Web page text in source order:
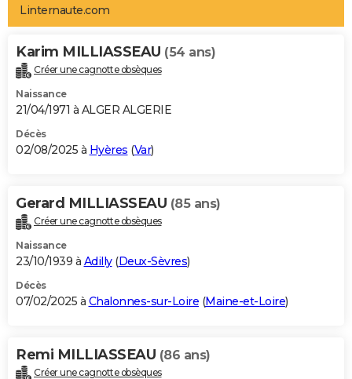
Art de vivre
Bien-être
Loisirs
Mode
Modes de vie
Alimentation
Guide de la santé
Maladies
Médicaments
Sommeil
VOYAGE
Destinations
City break
Voyage nature
Voyage de noces
Forum
Climat
+PHOTO
GUIDES D'ACHAT
BONS PLANS
Carte de Noël
Carte Bonne année
Carte Saint-Valentin
Carte Pâques
Carte d'anniversaire
DICTIONNAIRE
Dictionnaire
Biographies
Citations
Expressions
Proverbes
PROGRAMME TV
S'inscrire
Se connecter
Lycées
Collèges
Primaires
Universités
Entreprises
Service militaire
Avis de recherche
AVIS DE DÉCÈS
Bricolage
Lifestyle
Culture
Sport
Auto
Television
Voyage
Cinema
Linternaute.com
Karim MILLIASSEAU (54 ans)
Créer une cagnotte obsèques
Naissance
21/04/1971 à ALGER ALGERIE
Décès
02/08/2025 à Hyères (Var)
Gerard MILLIASSEAU (85 ans)
Créer une cagnotte obsèques
Naissance
23/10/1939 à Adilly(Deux-Sèvres)
Décès
07/02/2025 à Chalonnes-sur-Loire (Maine-et-Loire)
Remi MILLIASSEAU (86 ans)
Créer une cagnotte obsèques